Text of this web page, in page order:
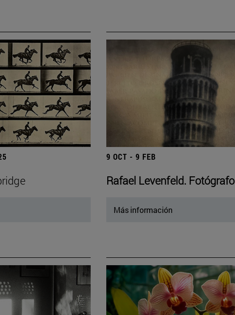
9 OCT - 9 FEB
Rafael Levenfeld. Fotógrafo
Más información